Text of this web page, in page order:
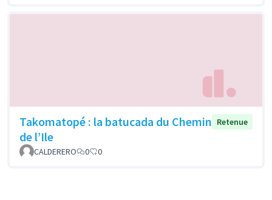
Takomatopé : la batucada du Chemin
de l’Ile
Retenue
CALDERERO 0 0